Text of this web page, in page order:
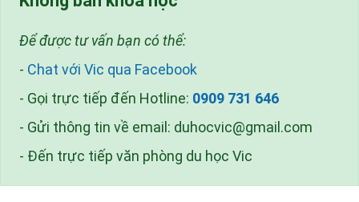
Để được tư vấn bạn có thể:
- Chat với Vic qua Facebook
- Gọi trực tiếp đến Hotline: 0909 731 646
- Gửi thông tin về email: duhocvic@gmail.com
- Đến trực tiếp văn phòng du học Vic